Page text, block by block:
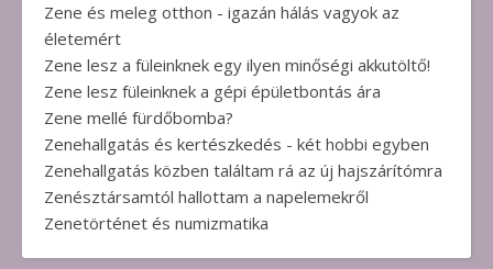
Zene és meleg otthon - igazán hálás vagyok az
életemért
Zene lesz a füleinknek egy ilyen minőségi akkutöltő!
Zene lesz füleinknek a gépi épületbontás ára
Zene mellé fürdőbomba?
Zenehallgatás és kertészkedés - két hobbi egyben
Zenehallgatás közben találtam rá az új hajszárítómra
Zenésztársamtól hallottam a napelemekről
Zenetörténet és numizmatika